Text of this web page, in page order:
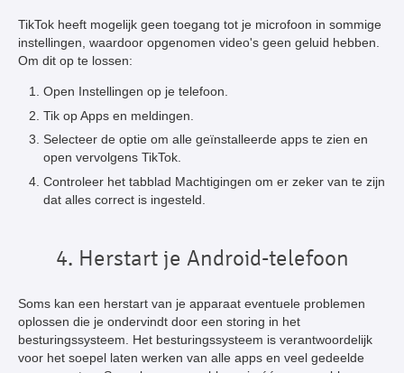
TikTok heeft mogelijk geen toegang tot je microfoon in sommige
instellingen, waardoor opgenomen video's geen geluid hebben.
Om dit op te lossen:
Open Instellingen op je telefoon.
Tik op Apps en meldingen.
Selecteer de optie om alle geïnstalleerde apps te zien en
open vervolgens TikTok.
Controleer het tabblad Machtigingen om er zeker van te zijn
dat alles correct is ingesteld.
4. Herstart je Android-telefoon
Soms kan een herstart van je apparaat eventuele problemen
oplossen die je ondervindt door een storing in het
besturingssysteem. Het besturingssysteem is verantwoordelijk
voor het soepel laten werken van alle apps en veel gedeelde